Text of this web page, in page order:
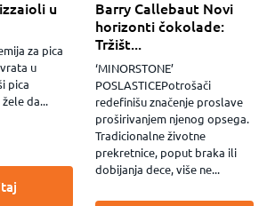
u
za pica
u
pica
da...
Barry Callebaut Novi
horizonti čokolade:
Tržišt...
‘MINORSTONE’
POSLASTICEPotrošači
redefinišu značenje proslave
proširivanjem njenog opsega.
Tradicionalne životne
prekretnice, poput braka ili
dobijanja dece, više ne...